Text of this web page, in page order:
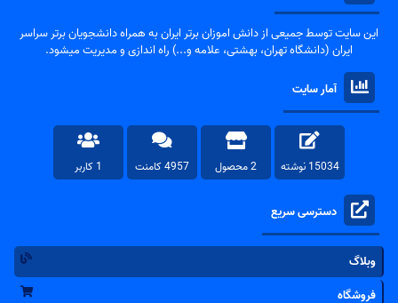
این سایت توسط جمیعی از دانش اموزان برتر ایران به همراه دانشجویان برتر سراسر
ایران (دانشگاه تهران، بهشتی، علامه و...) راه اندازی و مدیریت میشود.
آمار سایت
15034 نوشته 2 محصول 4957 کامنت 1 کاربر
دسترسی سریع
وبلاگ
فروشگاه